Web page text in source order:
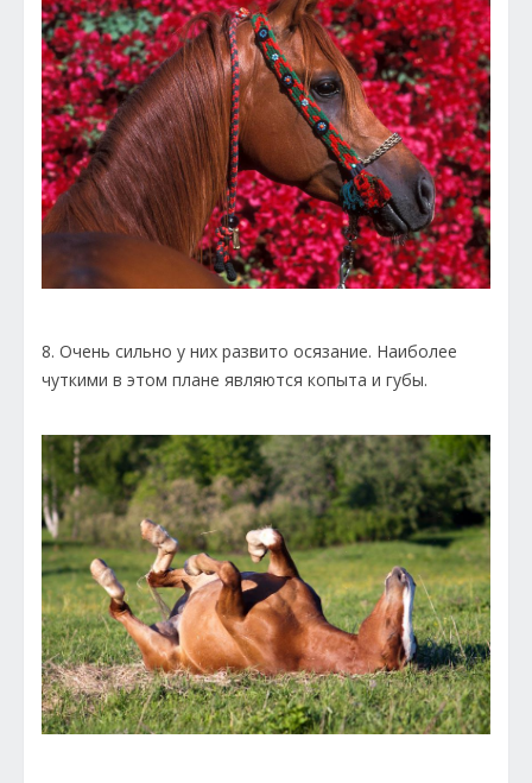
8. Очень сильно у них развито осязание. Наиболее
чуткими в этом плане являются копыта и губы.